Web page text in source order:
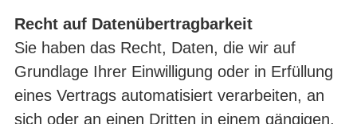
Recht auf Datenübertragbarkeit
Sie haben das Recht, Daten, die wir auf
Grundlage Ihrer Einwilligung oder in Erfüllung
eines Vertrags automatisiert verarbeiten, an
sich oder an einen Dritten in einem gängigen,